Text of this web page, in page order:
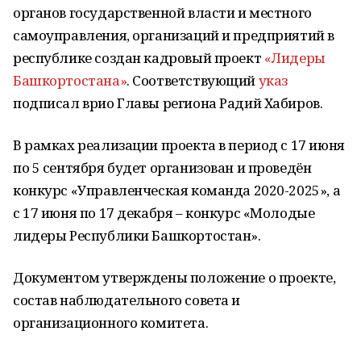
органов государственной власти и местного
самоуправления, организаций и предприятий в
республике создан кадровый проект «Лидеры
Башкортостана». Соответствующийуказ
подписал врио Главы региона Радий Хабиров.
В рамках реализации проекта в период с 17 июня
по 5 сентября будет организован и проведён
конкурс «Управленческая команда 2020-2025», а
с 17 июня по 17 декабря – конкурс «Молодые
лидеры Республики Башкортостан».
Документом утверждены положение о проекте,
состав наблюдательного совета и
организационного комитета.